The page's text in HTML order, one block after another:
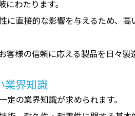
わたります。
に直接的な影響を与えるため、
様の信頼に応える製品を日々製
業界知識
の業界知識が求められます。